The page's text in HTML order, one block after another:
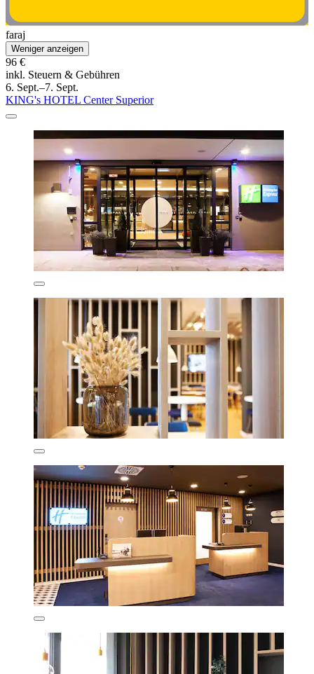
faraj
Weniger anzeigen
96 €
inkl. Steuern & Gebühren
6. Sept.–7. Sept.
KING's HOTEL Center Superior